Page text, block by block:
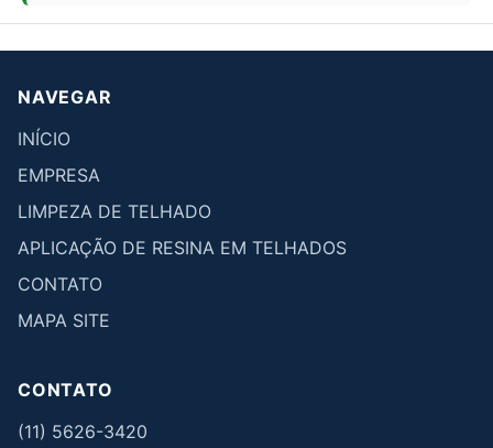
NAVEGAR
INÍCIO
EMPRESA
LIMPEZA DE TELHADO
APLICAÇÃO DE RESINA EM TELHADOS
CONTATO
MAPA SITE
CONTATO
(11) 5626-3420